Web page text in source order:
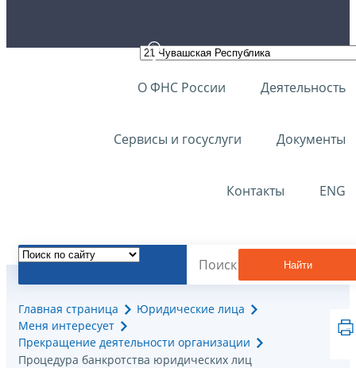
О ФНС России Деятельность
Сервисы и госуслуги Документы
Контакты ENG
Найти
Главная страница
Юридические лица
Меня интересует
Прекращение деятельности организации
Процедура банкротства юридических лиц